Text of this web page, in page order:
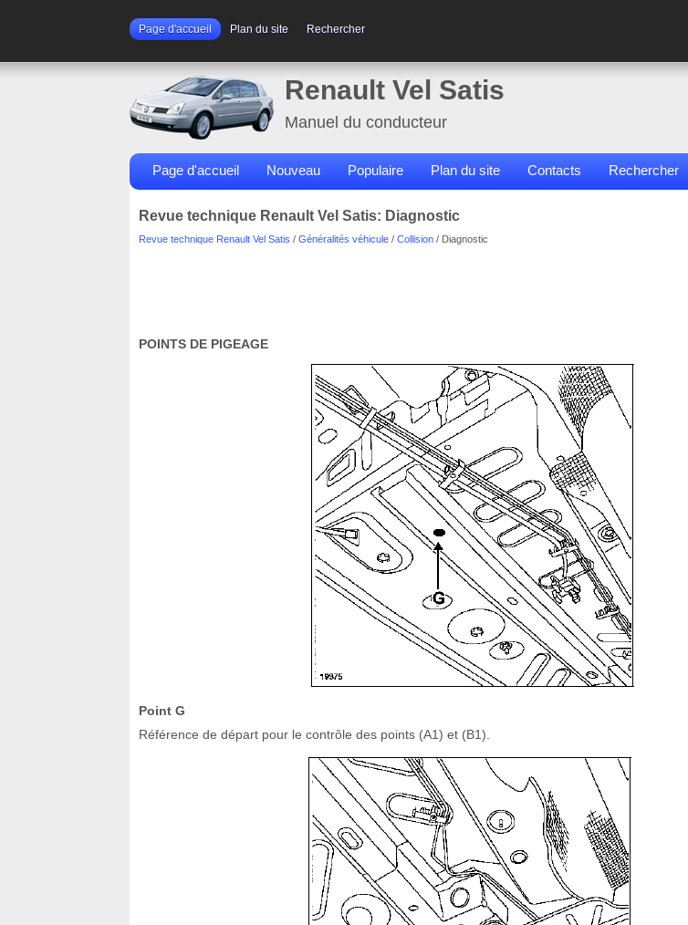
Page d'accueil Plan du site Rechercher
Renault Vel Satis
Manuel du conducteur
Page d'accueil Nouveau Populaire Plan du site Contacts Rechercher
Revue technique Renault Vel Satis: Diagnostic
Revue technique Renault Vel Satis / Généralités véhicule / Collision / Diagnostic
POINTS DE PIGEAGE
Point G
Référence de départ pour le contrôle des points (A1) et (B1).